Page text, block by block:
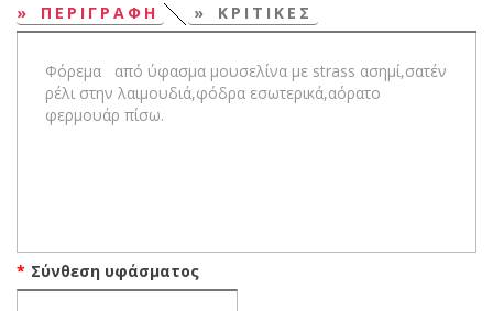
ΠΕΡΙΓΡΑΦΗ ΚΡΙΤΙΚΕΣ
Φόρεμα από ύφασμα μουσελίνα με strass ασημί,σατέν
ρέλι στην λαιμουδιά,φόδρα εσωτερικά,αόρατο
φερμουάρ πίσω.
Σύνθεση υφάσματος